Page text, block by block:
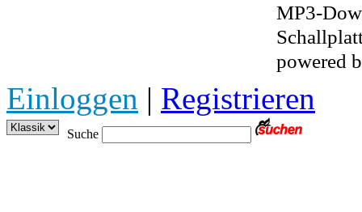
MP3-
powered
Einloggen | Registrieren
Suche